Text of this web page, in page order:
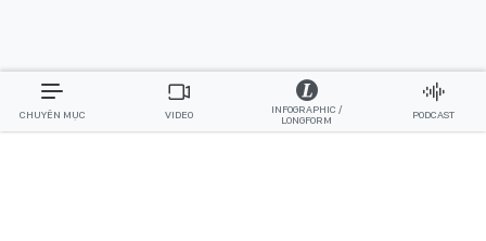
CHUYÊN MỤC VIDEO
INFOGRAPHIC /
LONGFORM
PODCAST